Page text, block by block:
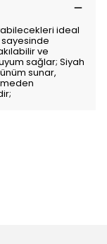
ideal
sayesinde
ve
sağlar; Siyah
sunar,